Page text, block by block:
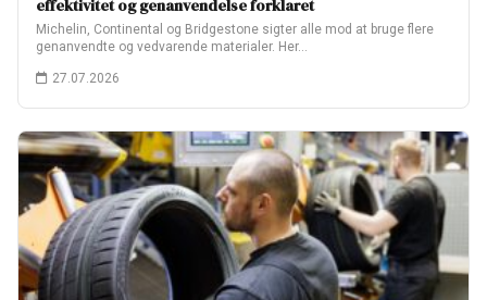
effektivitet og genanvendelse forklaret
Michelin, Continental og Bridgestone sigter alle mod at bruge flere
genanvendte og vedvarende materialer. Her…
27.07.2026